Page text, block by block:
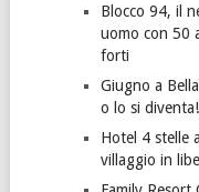
Blocco 94, il
uomo con 50
forti
Giugno a
o lo si diventa!
Hotel 4 stelle
villaggio in